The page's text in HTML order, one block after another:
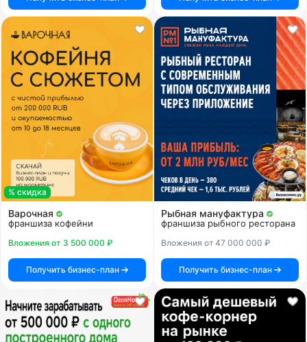
% скидка
Варочная
франшиза кофейни
Вложения от 3 500 000 ₽
Получить бизнес-план
Рыбная мануфактура
франшиза рыбного ресторана
Вложения от 47 000 000 ₽
Получить бизнес-план